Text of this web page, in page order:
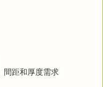
間距和厚度需求